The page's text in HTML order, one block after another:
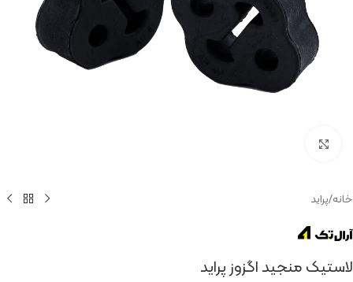
خانه/پراید
لاستیک منجید اگزوز پراید